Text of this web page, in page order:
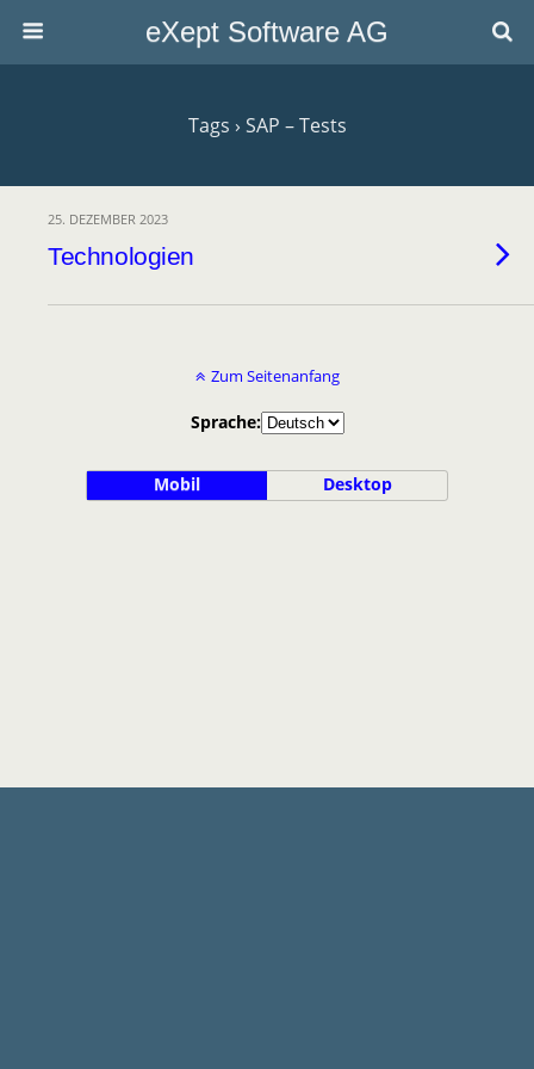
eXept Software AG
Tags › SAP – Tests
25. DEZEMBER 2023
Technologien
Zum Seitenanfang
Sprache:
Mobil Desktop